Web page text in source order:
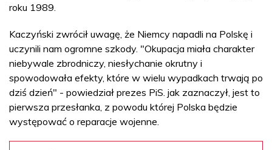
roku 1989.
Kaczyński zwrócił uwagę, że Niemcy napadli na Polskę i
uczynili nam ogromne szkody. "Okupacja miała charakter
niebywale zbrodniczy, niesłychanie okrutny i
spowodowała efekty, które w wielu wypadkach trwają po
dziś dzień" - powiedział prezes PiS. jak zaznaczył, jest to
pierwsza przesłanka, z powodu której Polska będzie
występować o reparacje wojenne.